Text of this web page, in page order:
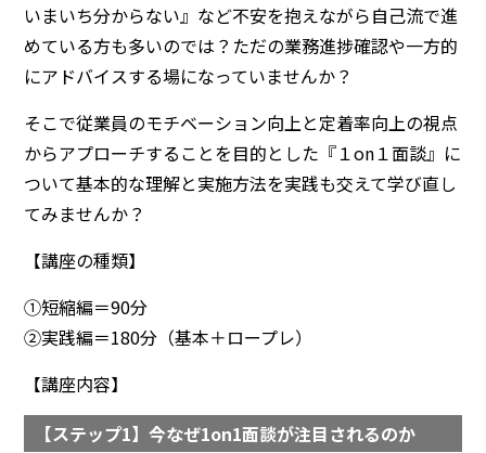
いまいち分からない』など不安を抱えながら自己流で進
めている方も多いのでは？ただの業務進捗確認や一方的
にアドバイスする場になっていませんか？
そこで従業員のモチベーション向上と定着率向上の視点
からアプローチすることを目的とした『１on１面談』に
ついて基本的な理解と実施方法を実践も交えて学び直し
てみませんか？
【講座の種類】
①短縮編＝90分
②実践編＝180分（基本＋ロープレ）
【講座内容】
【ステップ1】今なぜ1on1面談が注目されるのか